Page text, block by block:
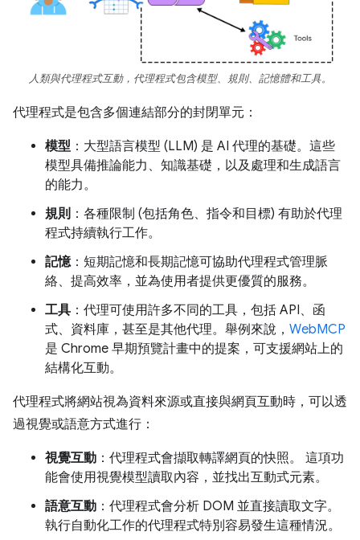
人類與代理程式互動，代理程式包含模型、規則、記憶體和工具。
代理程式是包含多個連結部分的封閉單元：
模型 ：大型語言模型 (LLM) 是 AI 代理的基礎。這些
模型具備推論能力、知識基礎，以及處理和生成語言
的能力。
規則 ：各種限制 (包括角色、指令和目標) 有助於代理
程式持續執行工作。
記憶：短期記憶和長期記憶可協助代理程式管理脈
絡、提高效率，並為使用者提供更優質的服務。
工具 ：代理可使用許多不同的工具，包括 API、函
式、資料庫，甚至是其他代理。舉例來說， WebMCP
是 Chrome 早期預覽計畫中的提案，可支援網站上的
結構化互動。
代理程式將網站視為資料來源或直接與網頁互動時，可以透
過視覺或語意方式進行：
視覺互動 ：代理程式會擷取轉譯網頁的快照。 這項功
能會使用視覺模型讀取內容，並找出互動式元素。
語意互動 ：代理程式會分析 DOM 並直接讀取文字。
執行自動化工作的代理程式特別容易發生這種情況。